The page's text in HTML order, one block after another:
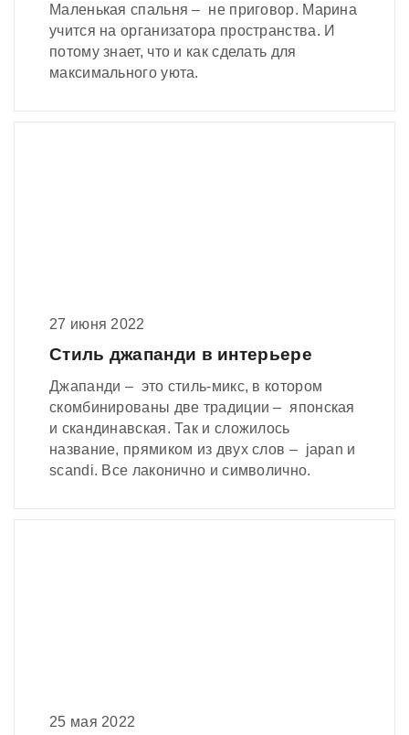
Маленькая спальня – не приговор. Марина
учится на организатора пространства. И
потому знает, что и как сделать для
максимального уюта.
27 июня 2022
Стиль джапанди в интерьере
Джапанди – это стиль-микс, в котором
скомбинированы две традиции – японская
и скандинавская. Так и сложилось
название, прямиком из двух слов – japan и
scandi. Все лаконично и символично.
25 мая 2022